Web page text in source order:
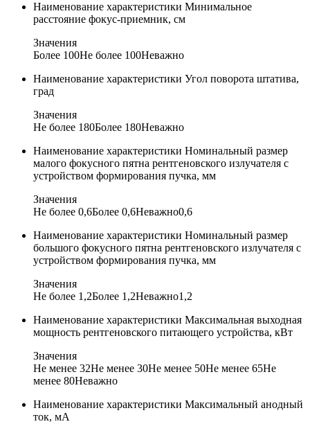
Наименование характеристики Минимальное
расстояние фокус-приемник, см
Значения
Более 100Не более 100Неважно
Наименование характеристики Угол поворота штатива,
град
Значения
Не более 180Более 180Неважно
Наименование характеристики Номинальный размер
малого фокусного пятна рентгеновского излучателя с
устройством формирования пучка, мм
Значения
Не более 0,6Более 0,6Неважно0,6
Наименование характеристики Номинальный размер
большого фокусного пятна рентгеновского излучателя с
устройством формирования пучка, мм
Значения
Не более 1,2Более 1,2Неважно1,2
Наименование характеристики Максимальная выходная
мощность рентгеновского питающего устройства, кВт
Значения
Не менее 32Не менее 30Не менее 50Не менее 65Не
менее 80Неважно
Наименование характеристики Максимальный анодный
ток, мА